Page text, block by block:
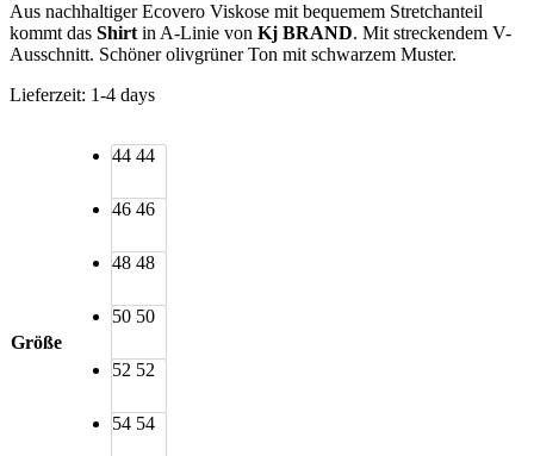
Aus nachhaltiger Ecovero Viskose mit bequemem Stretchanteil
kommt das Shirtin A-Linie von Kj BRAND. Mit streckendem V-
Ausschnitt. Schöner olivgrüner Ton mit schwarzem Muster.
Lieferzeit: 1-4 days
Größe
44 44
46 46
48 48
50 50
52 52
54 54